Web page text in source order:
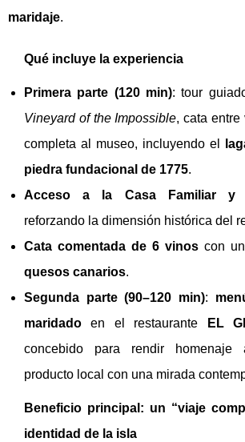
maridaje.
Qué incluye la experiencia
Primera parte (120 min): tour
Vineyard of the Impossible, cata entre
completa al museo, incluyendo el
piedra fundacional de 1775.
Acceso a la Casa Familiar y
reforzando la dimensión histórica del
Cata comentada de 6 vinos con
quesos canarios.
Segunda parte (90–120 min):
maridado en el restaurante EL
concebido para rendir
producto local con una mirada
Beneficio principal: un “viaje
identidad de la isla